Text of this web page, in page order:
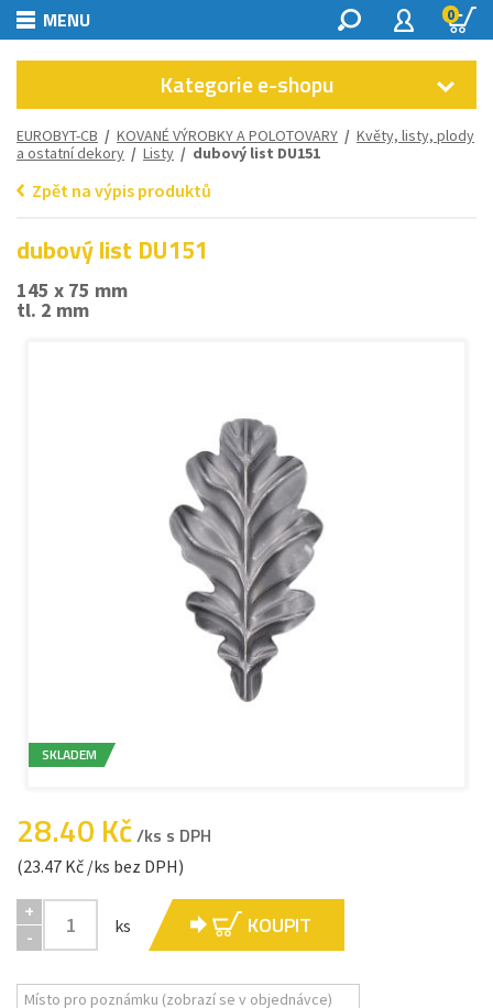
MENU 0
Kategorie e-shopu
EUROBYT-CB / KOVANÉ VÝROBKY A POLOTOVARY / Květy, listy, plody
a ostatní dekory / Listy / dubový list DU151
Zpět na výpis produktů
dubový list DU151
145 x 75 mm
tl. 2 mm
SKLADEM
28.40 Kč/ks s DPH
(23.47 Kč /ks bez DPH)
+
-
ks KOUPIT